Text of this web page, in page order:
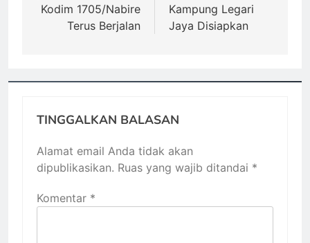
Kodim 1705/Nabire
Terus Berjalan
Kampung Legari
Jaya Disiapkan
TINGGALKAN BALASAN
Alamat email Anda tidak akan
dipublikasikan. Ruas yang wajib ditandai *
Komentar *